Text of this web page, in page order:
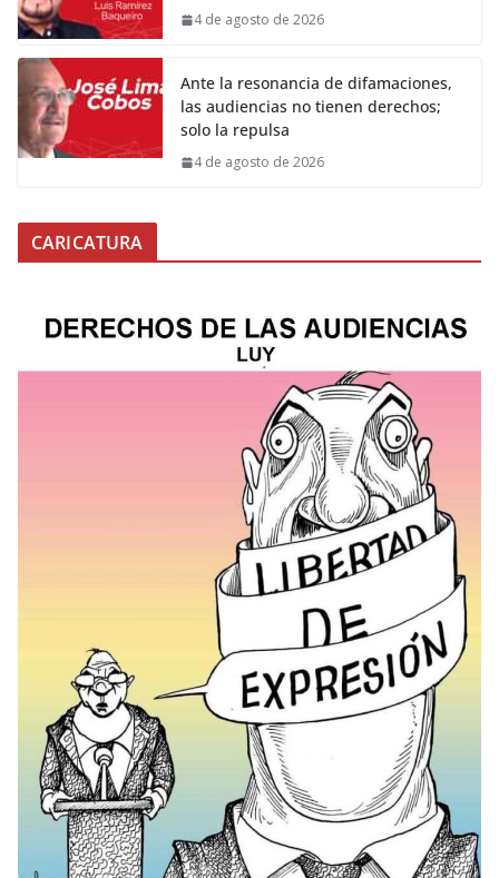
4 de agosto de 2026
Ante la resonancia de difamaciones,
las audiencias no tienen derechos;
solo la repulsa
4 de agosto de 2026
CARICATURA